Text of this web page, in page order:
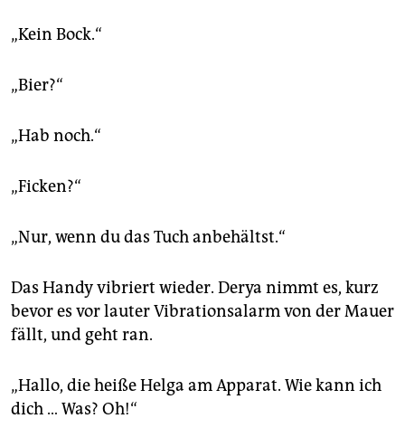
„Kein Bock.“
„Bier?“
„Hab noch.“
„Ficken?“
„Nur, wenn du das Tuch anbehältst.“
Das Handy vibriert wieder. Derya nimmt es, kurz
bevor es vor lauter Vibrationsalarm von der Mauer
fällt, und geht ran.
„Hallo, die heiße Helga am Apparat. Wie kann ich
dich … Was? Oh!“